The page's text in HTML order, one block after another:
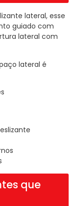
lateral, esse
guiado com
lateral com
lateral é
que